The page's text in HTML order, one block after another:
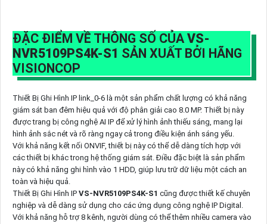
ĐẶC ĐIỂM VỀ THÔNG SỐ CỦA VS-
NVR5109PS4K-S1 SẢN XUẤT BỞI HÃNG
VISIONCOP
Thiết Bị Ghi Hình IP link_0-6 là một sản phẩm chất lượng có khả năng
giám sát ban đêm hiệu quả với độ phân giải cao 8.0 MP. Thiết bị này
được trang bị công nghệ AI IP để xử lý hình ảnh thiếu sáng, mang lại
hình ảnh sắc nét và rõ ràng ngay cả trong điều kiện ánh sáng yếu.
Với khả năng kết nối ONVIF, thiết bị này có thể dễ dàng tích hợp với
các thiết bị khác trong hệ thống giám sát. Điều đặc biệt là sản phẩm
này có khả năng ghi hình vào 1 HDD, giúp lưu trữ dữ liệu một cách an
toàn và hiệu quả.
Thiết Bị Ghi Hình IP VS-NVR5109PS4K-S1 cũng được thiết kế chuyên
nghiệp và dễ dàng sử dụng cho các ứng dụng công nghệ IP Digital.
Với khả năng hỗ trợ 8 kênh, người dùng có thể thêm nhiều camera vào